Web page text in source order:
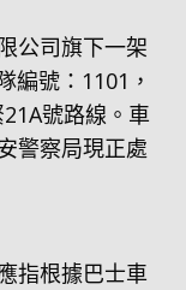
公司旗下一架
編號：1101，
號路線。車
警察局現正處
指根據巴士車